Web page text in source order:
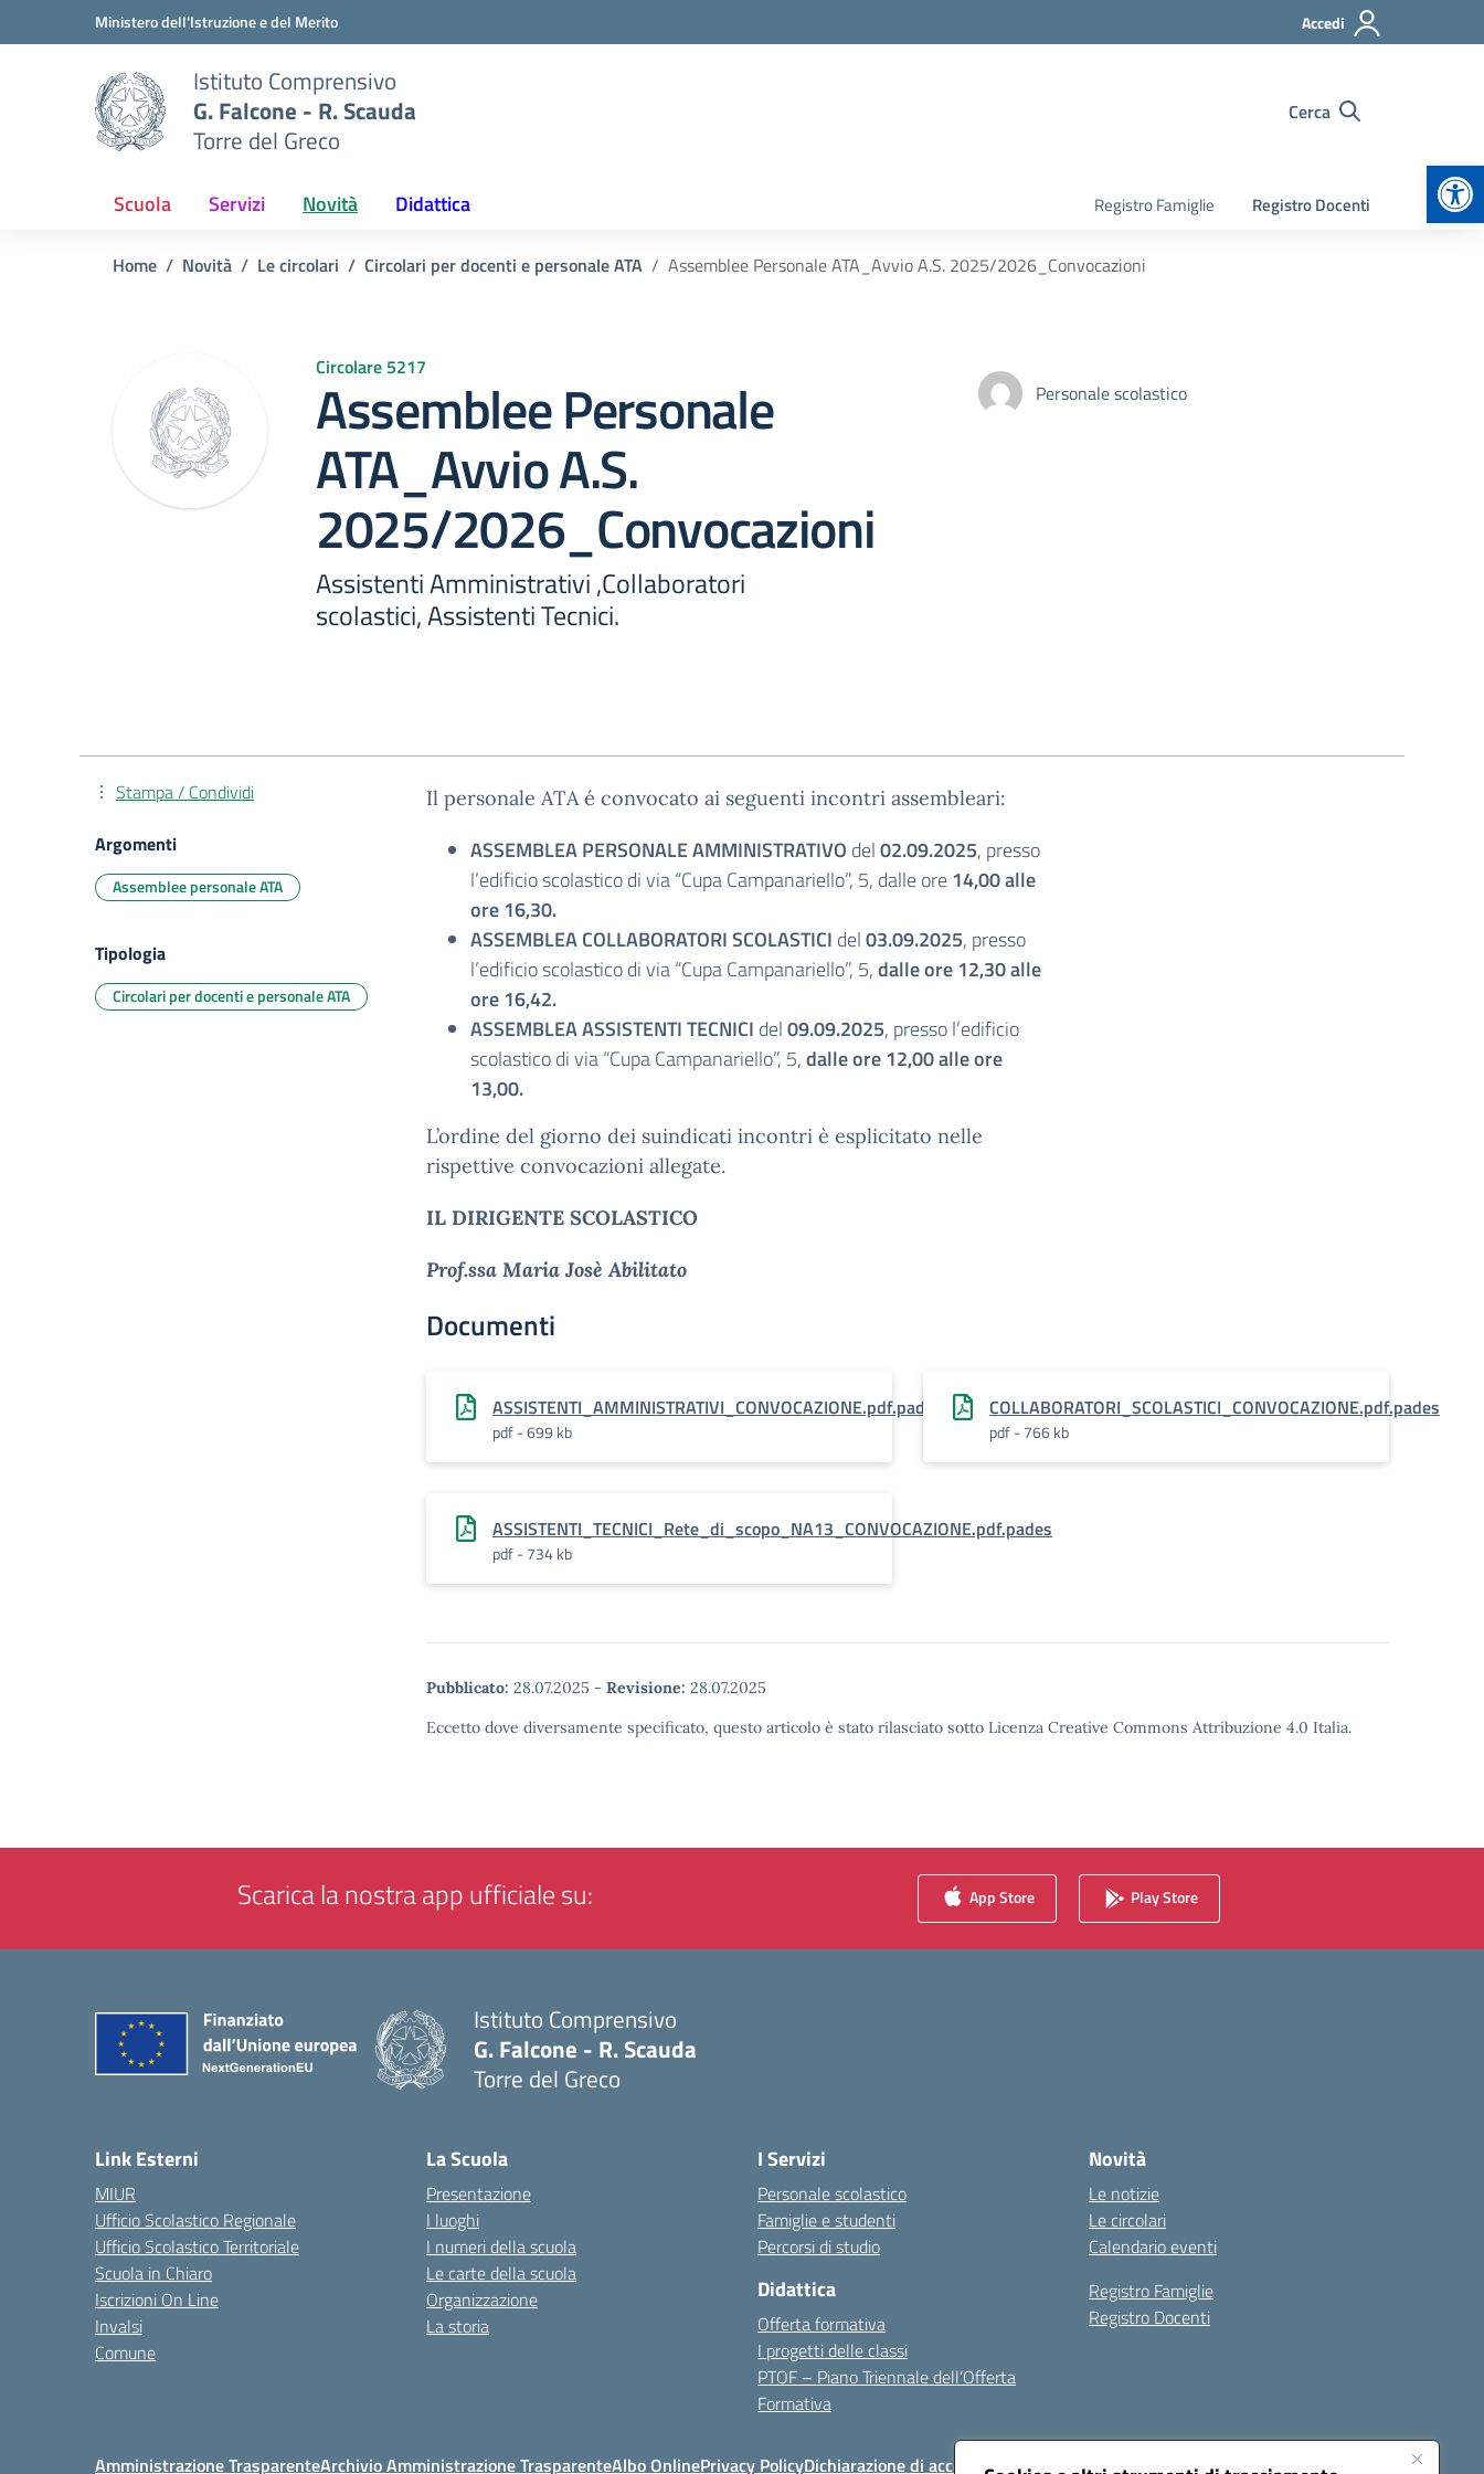
Vai ai contenuti
Vai al menu di navigazioneMinistero dell'Istruzione e del Merito Accedi
Istituto Comprensivo
G. Falcone - R. Scauda
Torre del Greco
Cerca
Scuola Servizi Novità Didattica Registro Famiglie Registro Docenti
Home Novità Le circolari Circolari per docenti e personale ATA Assemblee Personale ATA_Avvio A.S. 2025/2026_Convocazioni
Circolare 5217
Assemblee Personale
ATA_Avvio A.S.
2025/2026_Convocazioni
Assistenti Amministrativi ,Collaboratori
scolastici, Assistenti Tecnici.
Personale scolastico
Il personale ATA é convocato ai seguenti incontri assembleari:
ASSEMBLEA PERSONALE AMMINISTRATIVO del02.09.2025, presso
l’edificio scolastico di via “Cupa Campanariello”, 5, dalle ore14,00 alle
ore 16,30.
ASSEMBLEA COLLABORATORI SCOLASTICI del03.09.2025, presso
l’edificio scolastico di via “Cupa Campanariello”, 5,dalle ore 12,30 alle
ore 16,42.
ASSEMBLEA ASSISTENTI TECNICI del09.09.2025, presso l’edificio
scolastico di via “Cupa Campanariello”, 5,dalle ore 12,00 alle ore
13,00.
L’ordine del giorno dei suindicati incontri è esplicitato nelle
rispettive convocazioni allegate.
IL DIRIGENTE SCOLASTICO
Prof.ssa Maria Josè Abilitato
Documenti
ASSISTENTI_AMMINISTRATIVI_CONVOCAZIONE.pdf.pades
pdf - 699 kb
COLLABORATORI_SCOLASTICI_CONVOCAZIONE.pdf.pades
pdf - 766 kb
ASSISTENTI_TECNICI_Rete_di_scopo_NA13_CONVOCAZIONE.pdf.pades
pdf - 734 kb
Pubblicato: 28.07.2025 - Revisione: 28.07.2025
Eccetto dove diversamente specificato, questo articolo è stato rilasciato sotto Licenza Creative Commons Attribuzione 4.0 Italia.
Stampa / Condividi
Argomenti
Assemblee personale ATA
Tipologia
Circolari per docenti e personale ATA
Scarica la nostra app ufficiale su: App Store Play Store
Istituto Comprensivo
G. Falcone - R. Scauda
Torre del Greco
Link Esterni
MIUR
Ufficio Scolastico Regionale
Ufficio Scolastico Territoriale
Scuola in Chiaro
Iscrizioni On Line
Invalsi
Comune
La Scuola
Presentazione
I luoghi
I numeri della scuola
Le carte della scuola
Organizzazione
La storia
I Servizi
Personale scolastico
Famiglie e studenti
Percorsi di studio
Didattica
Offerta formativa
I progetti delle classi
PTOF – Piano Triennale dell’Offerta
Formativa
Novità
Le notizie
Le circolari
Calendario eventi
Registro Famiglie
Registro Docenti
Amministrazione TrasparenteArchivio Amministrazione TrasparenteAlbo OnlinePrivacy PolicyDichiarazione di accessibilità Note legali